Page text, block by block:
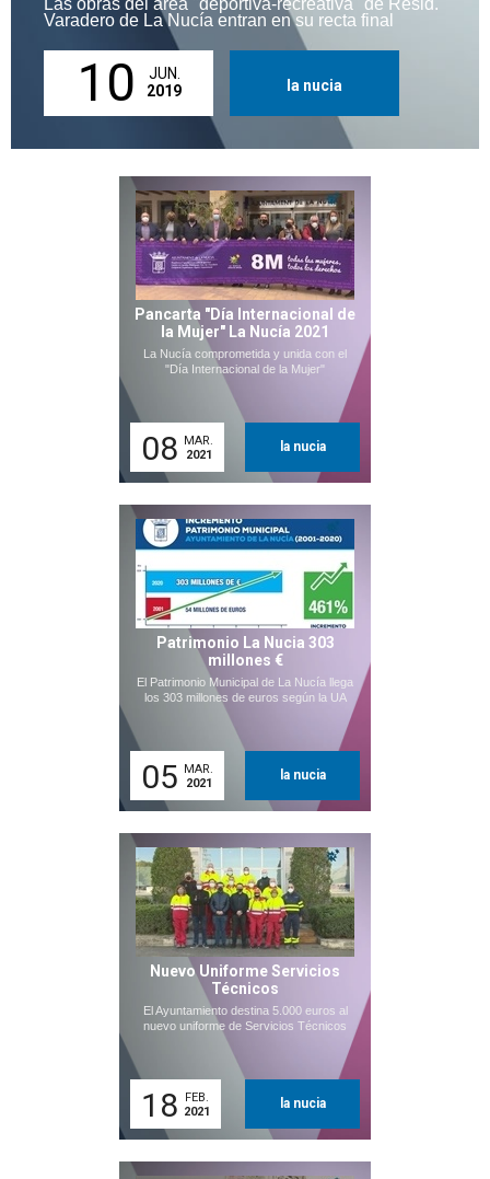
Las obras del área "deportiva-recreativa" de Resid.
Varadero de La Nucía entran en su recta final
10
JUN.
2019
la nucia
Pancarta "Día Internacional de
la Mujer" La Nucía 2021
La Nucía comprometida y unida con el
"Día Internacional de la Mujer"
08 MAR.
2021
la nucia
Patrimonio La Nucia 303
millones €
El Patrimonio Municipal de La Nucía llega
los 303 millones de euros según la UA
05 MAR.
2021
la nucia
Nuevo Uniforme Servicios
Técnicos
El Ayuntamiento destina 5.000 euros al
nuevo uniforme de Servicios Técnicos
18
FEB.
2021
la nucia